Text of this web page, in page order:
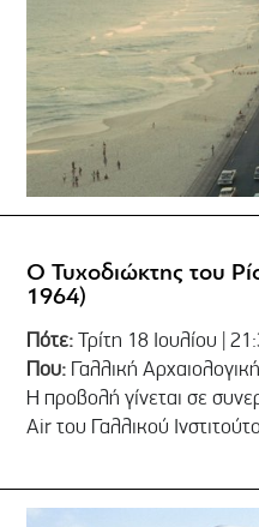
Ο Τυχοδιώκτης του
1964)
Πότε:Τρίτη 18 Ιουλίου |
Που: Γαλλική
Η προβολή γίνεται σε
Air του Γαλλικού